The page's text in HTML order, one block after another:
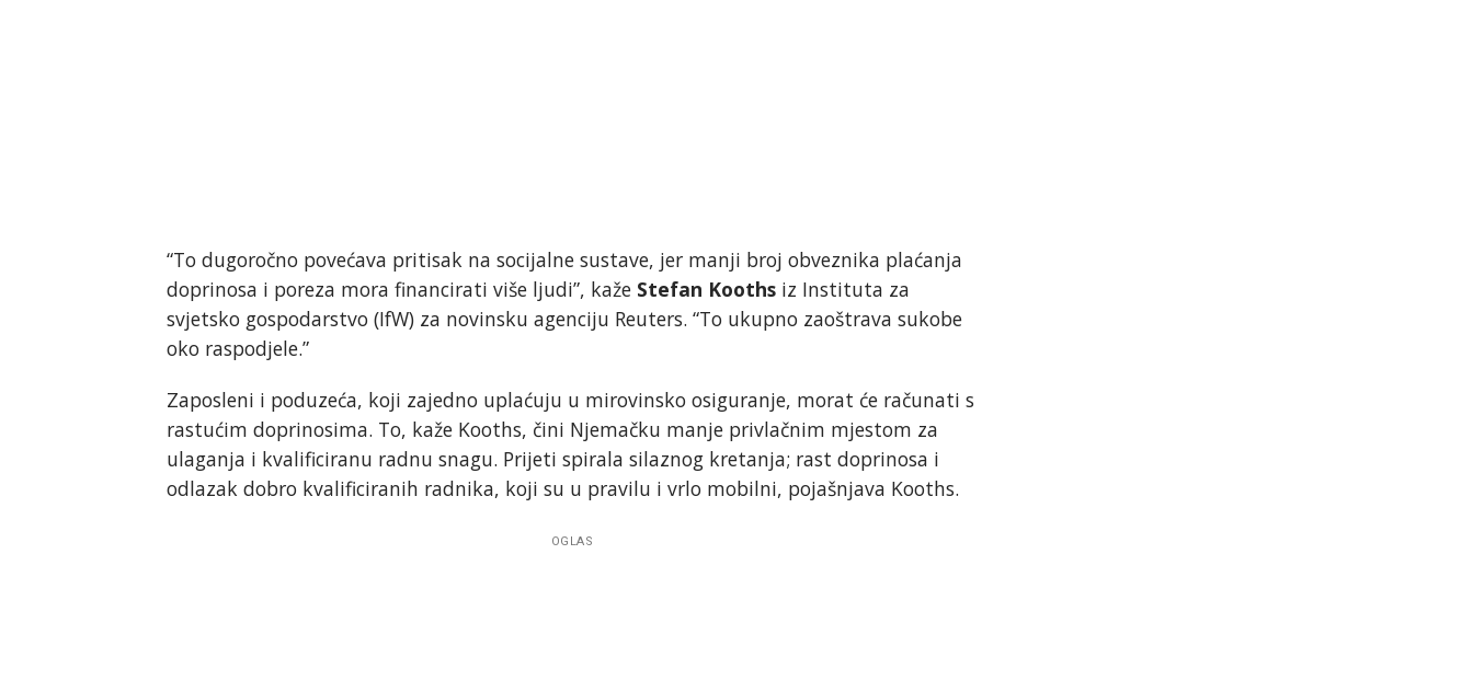
“To dugoročno povećava pritisak na socijalne sustave, jer manji broj obveznika plaćanja
doprinosa i poreza mora financirati više ljudi”, kaže Stefan Kooths iz Instituta za
svjetsko gospodarstvo (IfW) za novinsku agenciju Reuters. “To ukupno zaoštrava sukobe
oko raspodjele.”
Zaposleni i poduzeća, koji zajedno uplaćuju u mirovinsko osiguranje, morat će računati s
rastućim doprinosima. To, kaže Kooths, čini Njemačku manje privlačnim mjestom za
ulaganja i kvalificiranu radnu snagu. Prijeti spirala silaznog kretanja; rast doprinosa i
odlazak dobro kvalificiranih radnika, koji su u pravilu i vrlo mobilni, pojašnjava Kooths.
OGLAS